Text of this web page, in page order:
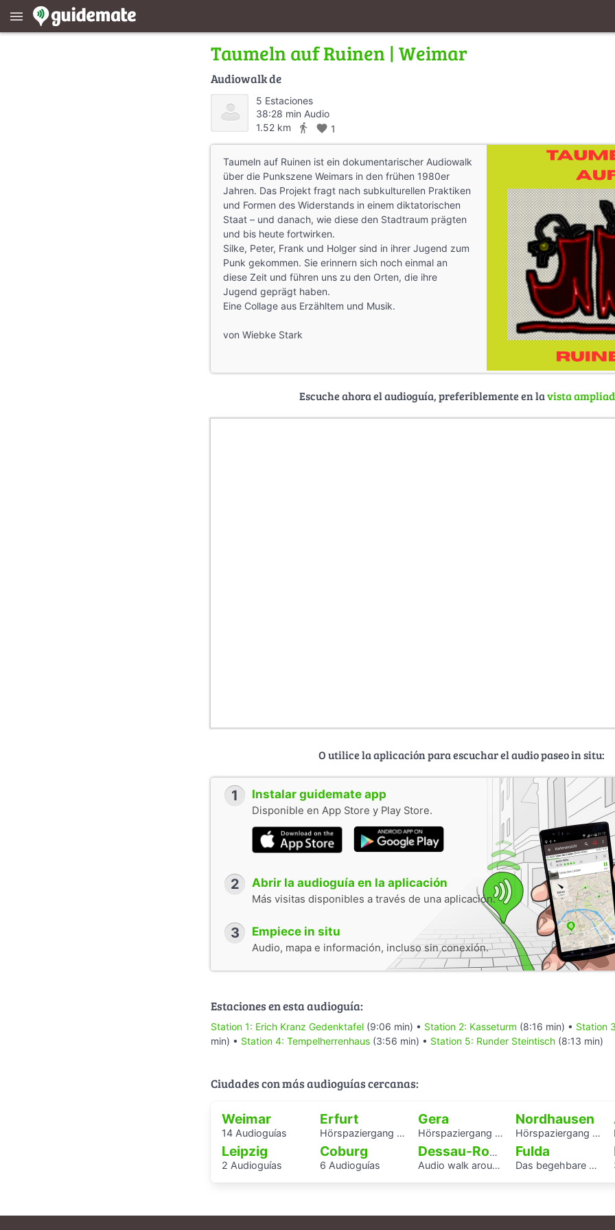
menu
Taumeln auf Ruinen | Weimar
Audiowalk de
5 Estaciones
38:28 min Audio
1.52 km
directions_walk favorite 1
Taumeln auf Ruinen ist ein dokumentarischer Audiowalk
über die Punkszene Weimars in den frühen 1980er
Jahren. Das Projekt fragt nach subkulturellen Praktiken
und Formen des Widerstands in einem diktatorischen
Staat – und danach, wie diese den Stadtraum prägten
und bis heute fortwirken.
Silke, Peter, Frank und Holger sind in ihrer Jugend zum
Punk gekommen. Sie erinnern sich noch einmal an
diese Zeit und führen uns zu den Orten, die ihre
Jugend geprägt haben.
Eine Collage aus Erzähltem und Musik.
von Wiebke Stark
Escuche ahora el audioguía, preferiblemente en lavista
O utilice la aplicación para escuchar el audio paseo in situ:
1 Instalar guidemate app
Disponible en App Store y Play Store.
2 Abrir la audioguía en la aplicación
Más visitas disponibles a través de una aplicación.
3 Empiece in situ
Audio, mapa e información, incluso sin conexión.
Estaciones en esta audioguía:
Station 1: Erich Kranz Gedenktafel (9:06 min) • Station 2: Kasseturm (8:16 min) • Station
min) • Station 4: Tempelherrenhaus (3:56 min) • Station 5: Runder Steintisch (8:13 min)
Ciudades con más audioguías cercanas:
Weimar
14 Audioguías
Erfurt
Hörspaziergang mit Rabbiner Alexander Nachama in Erfurt
Gera
Hörspaziergang Jüdisches Leben und jüdische Geschichte in Gera
Nordhausen
Hörspaziergang Jüdische Geschichte in Nordhausen
Leipzig
2 Audioguías
Coburg
6 Audioguías
Dessau-Roßlau
Audio walk around the Houses with Balcony Access of the Bauhaus settlement
Fulda
Das begehbare Herz als Audioguide - KAF